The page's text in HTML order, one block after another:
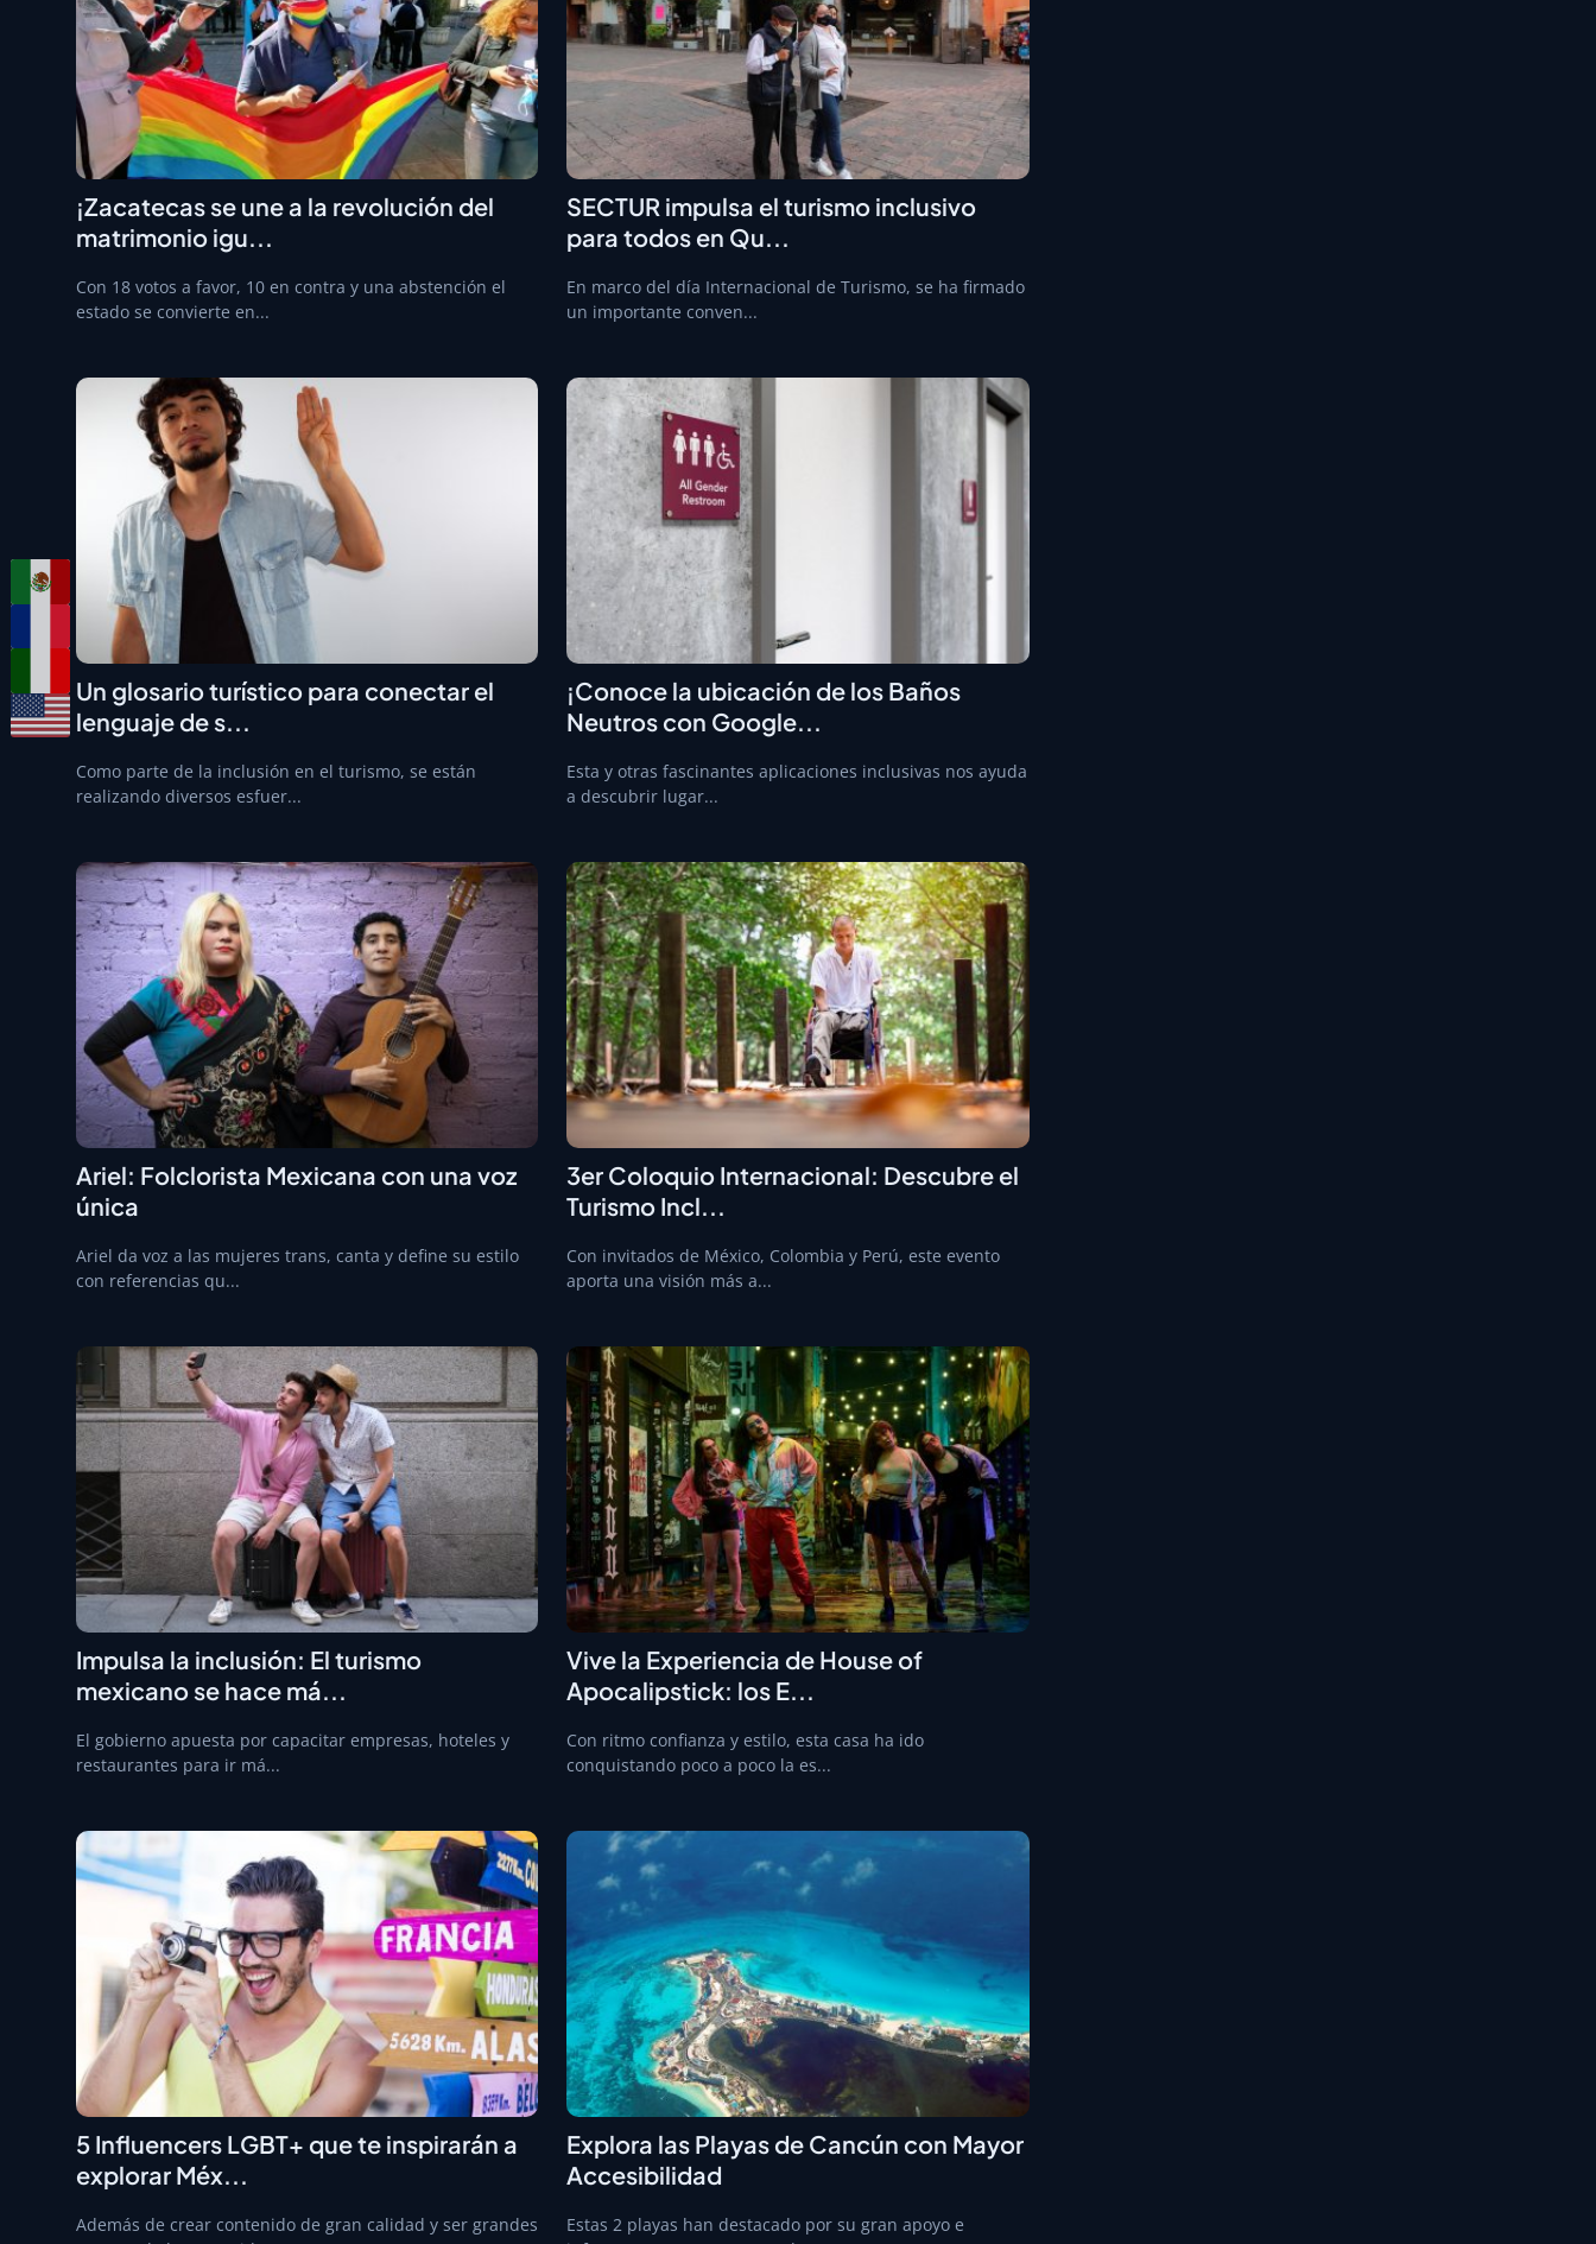
¡Zacatecas se une a la revolución del
matrimonio igu...
Con 18 votos a favor, 10 en contra y una abstención el
estado se convierte en...
SECTUR impulsa el turismo inclusivo
para todos en Qu...
En marco del día Internacional de Turismo, se ha firmado
un importante conven...
Un glosario turístico para conectar el
lenguaje de s...
Como parte de la inclusión en el turismo, se están
realizando diversos esfuer...
¡Conoce la ubicación de los Baños
Neutros con Google...
Esta y otras fascinantes aplicaciones inclusivas nos ayuda
a descubrir lugar...
Ariel: Folclorista Mexicana con una voz
única
Ariel da voz a las mujeres trans, canta y define su estilo
con referencias qu...
3er Coloquio Internacional: Descubre el
Turismo Incl...
Con invitados de México, Colombia y Perú, este evento
aporta una visión más a...
Impulsa la inclusión: El turismo
mexicano se hace má...
El gobierno apuesta por capacitar empresas, hoteles y
restaurantes para ir má...
Vive la Experiencia de House of
Apocalipstick: los E...
Con ritmo confianza y estilo, esta casa ha ido
conquistando poco a poco la es...
5 Influencers LGBT+ que te inspirarán a
explorar Méx...
Además de crear contenido de gran calidad y ser grandes
Explora las Playas de Cancún con Mayor
Accesibilidad
Estas 2 playas han destacado por su gran apoyo e